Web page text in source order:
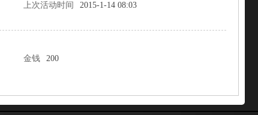
上次活动时间
2015-1-14 08:03
金钱
200